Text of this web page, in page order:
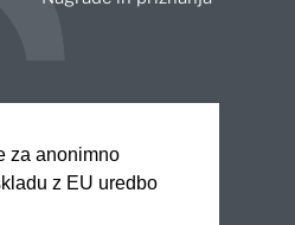
za anonimno
z EU uredbo
Novo mesto
Slovenj Gradec